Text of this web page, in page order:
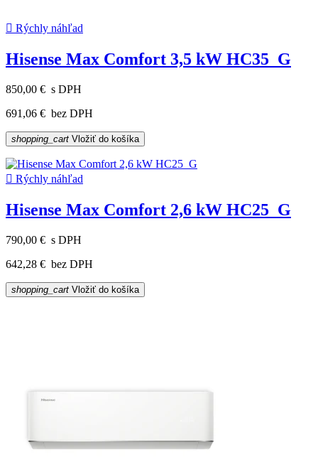
 Rýchly náhľad
Hisense Max Comfort 3,5 kW HC35_G
850,00 € s DPH
691,06 € bez DPH
shopping_cart Vložiť do košíka
 Rýchly náhľad
Hisense Max Comfort 2,6 kW HC25_G
790,00 € s DPH
642,28 € bez DPH
shopping_cart Vložiť do košíka